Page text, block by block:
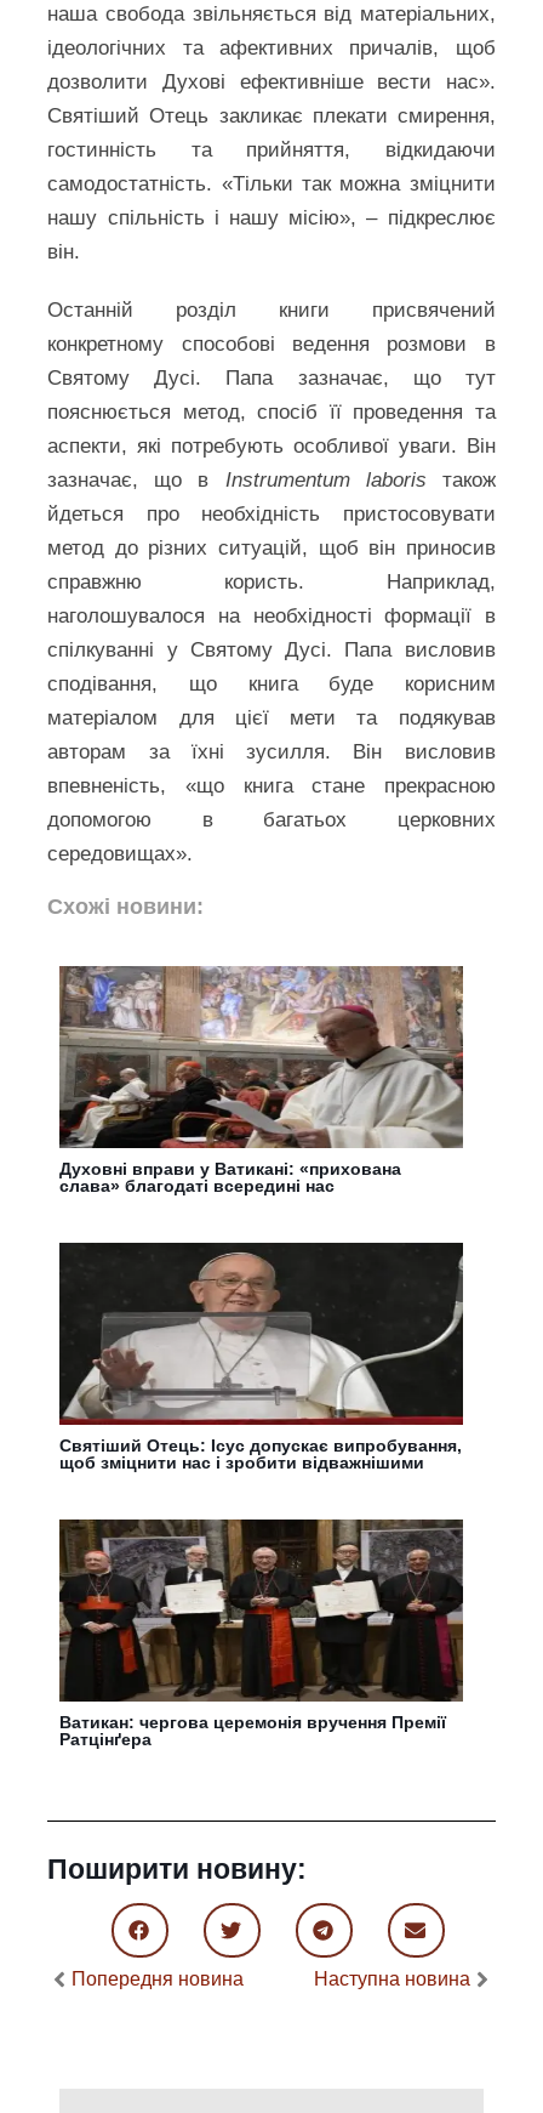
наша свобода звільняється від матеріальних,
ідеологічних та афективних причалів, щоб
дозволити Духові ефективніше вести нас».
Святіший Отець закликає плекати смирення,
гостинність та прийняття, відкидаючи
самодостатність. «Тільки так можна зміцнити
нашу спільність і нашу місію», – підкреслює
він.
Останній розділ книги присвячений
конкретному способові ведення розмови в
Святому Дусі. Папа зазначає, що тут
пояснюється метод, спосіб її проведення та
аспекти, які потребують особливої уваги. Він
зазначає, що в Instrumentum laboris також
йдеться про необхідність пристосовувати
метод до різних ситуацій, щоб він приносив
справжню користь. Наприклад,
наголошувалося на необхідності формації в
спілкуванні у Святому Дусі. Папа висловив
сподівання, що книга буде корисним
матеріалом для цієї мети та подякував
авторам за їхні зусилля. Він висловив
впевненість, «що книга стане прекрасною
допомогою в багатьох церковних
середовищах».
Схожі новини:
Духовні вправи у Ватикані: «прихована
слава» благодаті всередині нас
Святіший Отець: Ісус допускає випробування,
щоб зміцнити нас і зробити відважнішими
Ватикан: чергова церемонія вручення Премії
Ратцінґера
Поширити новину:
Попередня новина Наступна новина